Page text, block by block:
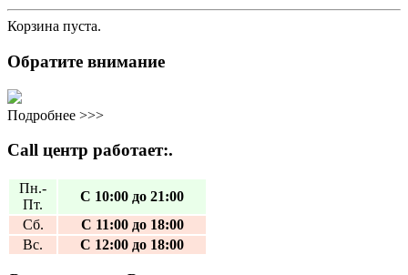
Корзина пуста.
Обратите внимание
Подробнее >>>
Call центр работает:.
Пн.-
Пт.
С 10:00 до 21:00
Сб.
С 11:00 до 18:00
Вс.
С 12:00 до 18:00